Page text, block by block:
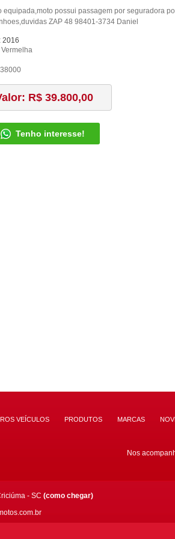
equipada,moto possui passagem por seguradora
ZAP 48 98401-3734 Daniel
2016
R$ 39.800,00
Tenho interesse!
VEÍCULOS PRODUTOS MARCAS
- SC (como chegar)
Nos